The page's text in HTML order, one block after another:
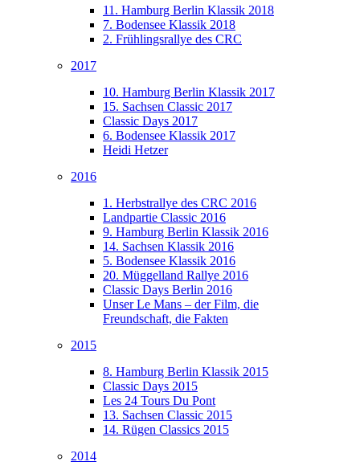
11. Hamburg Berlin Klassik 2018
7. Bodensee Klassik 2018
2. Frühlingsrallye des CRC
2017
10. Hamburg Berlin Klassik 2017
15. Sachsen Classic 2017
Classic Days 2017
6. Bodensee Klassik 2017
Heidi Hetzer
2016
1. Herbstrallye des CRC 2016
Landpartie Classic 2016
9. Hamburg Berlin Klassik 2016
14. Sachsen Klassik 2016
5. Bodensee Klassik 2016
20. Müggelland Rallye 2016
Classic Days Berlin 2016
Unser Le Mans – der Film, die
Freundschaft, die Fakten
2015
8. Hamburg Berlin Klassik 2015
Classic Days 2015
Les 24 Tours Du Pont
13. Sachsen Classic 2015
14. Rügen Classics 2015
2014